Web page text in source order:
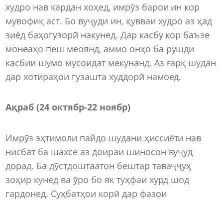
худро нав кардан хоҳед, имрӯз барои ин кор
мувофиқ аст. Бо вуҷуди ин, қувваи худро аз ҳад
зиёд баҳогузорӣ накунед. Дар касбу кор баъзе
монеаҳо пеш меоянд, аммо онҳо ба рушди
касбии шумо мусоидат мекунанд. Аз ғарқ шудан
дар хотираҳои гузашта худдорӣ намоед.
Ақраб (24 октябр-22 ноябр)
Имрӯз эҳтимоли пайдо шудани ҳиссиёти нав
нисбат ба шахсе аз доираи шиносон вуҷуд
дорад. Ба дӯстдоштаатон бештар таваҷҷуҳ
зоҳир кунед ва ӯро бо як туҳфаи хурд шод
гардонед. Суҳбатҳои корӣ дар фазои